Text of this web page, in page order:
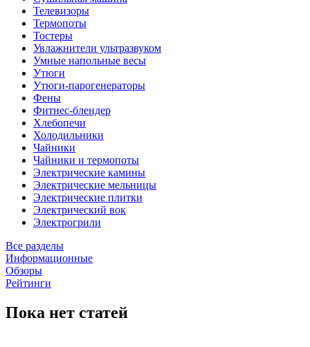
Телевизоры
Термопоты
Тостеры
Увлажнители ультразвуком
Умные напольные весы
Утюги
Утюги-парогенераторы
Фены
Фитнес-блендер
Хлебопечи
Холодильники
Чайники
Чайники и термопоты
Электрические камины
Электрические мельницы
Электрические плитки
Электрический вок
Электрогрили
Все разделы
Информационные
Обзоры
Рейтинги
Пока нет статей